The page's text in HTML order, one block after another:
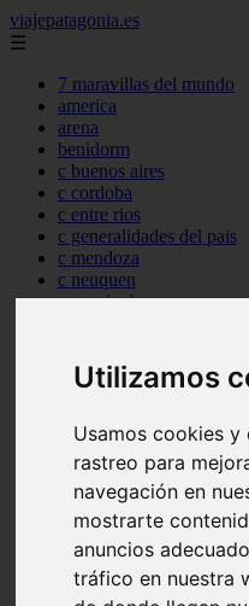
Utilizamos
Usamos cookies
rastreo para
navegación en
mostrarte
anuncios
tráfico en nuestra
viajepatagonia.es
☰
7 maravillas del mundo
america
arena
benidorm
c buenos aires
c cordoba
c entre rios
c generalidades del pais
c mendoza
c neuquen
c provincias
c tierra de fuego
c tucuman
carmen
category
destinos
gijon
lanzarote
monumentos
naturaleza